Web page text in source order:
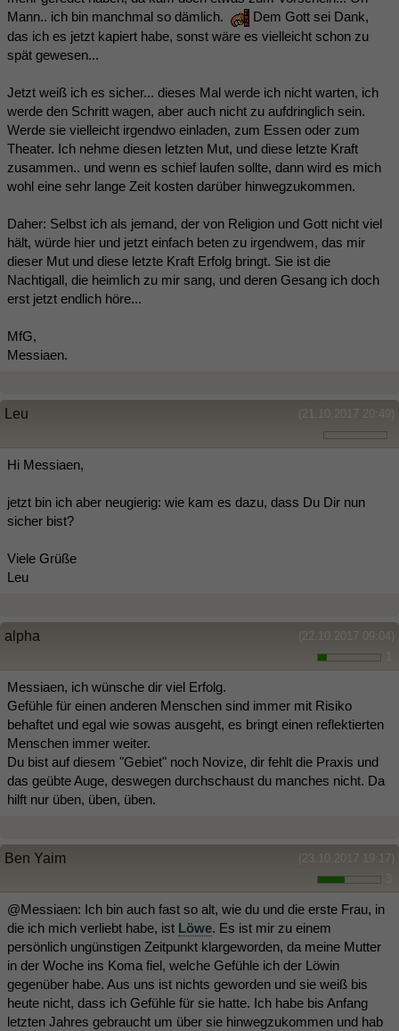
Mann.. ich bin manchmal so dämlich.
Dem Gott sei Dank,
das ich es jetzt kapiert habe, sonst wäre es vielleicht schon zu
spät gewesen...
Jetzt weiß ich es sicher... dieses Mal werde ich nicht warten, ich
werde den Schritt wagen, aber auch nicht zu aufdringlich sein.
Werde sie vielleicht irgendwo einladen, zum Essen oder zum
Theater. Ich nehme diesen letzten Mut, und diese letzte Kraft
zusammen.. und wenn es schief laufen sollte, dann wird es mich
wohl eine sehr lange Zeit kosten darüber hinwegzukommen.
Daher: Selbst ich als jemand, der von Religion und Gott nicht viel
hält, würde hier und jetzt einfach beten zu irgendwem, das mir
dieser Mut und diese letzte Kraft Erfolg bringt. Sie ist die
Nachtigall, die heimlich zu mir sang, und deren Gesang ich doch
erst jetzt endlich höre...
MfG,
Messiaen.
(21.10.2017 20:49)
Leu
Hi Messiaen,
jetzt bin ich aber neugierig: wie kam es dazu, dass Du Dir nun
sicher bist?
Viele Grüße
Leu
(22.10.2017 09:04)
alpha
Messiaen, ich wünsche dir viel Erfolg.
Gefühle für einen anderen Menschen sind immer mit Risiko
behaftet und egal wie sowas ausgeht, es bringt einen reflektierten
Menschen immer weiter.
Du bist auf diesem "Gebiet" noch Novize, dir fehlt die Praxis und
das geübte Auge, deswegen durchschaust du manches nicht. Da
hilft nur üben, üben, üben.
(23.10.2017 19:17)
Ben Yaim
@Messiaen: Ich bin auch fast so alt, wie du und die erste Frau, in
die ich mich verliebt habe, ist Löwe. Es ist mir zu einem
persönlich ungünstigen Zeitpunkt klargeworden, da meine Mutter
in der Woche ins Koma fiel, welche Gefühle ich der Löwin
gegenüber habe. Aus uns ist nichts geworden und sie weiß bis
heute nicht, dass ich Gefühle für sie hatte. Ich habe bis Anfang
letzten Jahres gebraucht um über sie hinwegzukommen und hab